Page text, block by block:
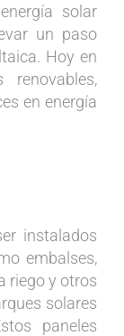
solar
un paso
Hoy en
renovables,
en energía
instalados
embalses,
riego y otros
solares
paneles